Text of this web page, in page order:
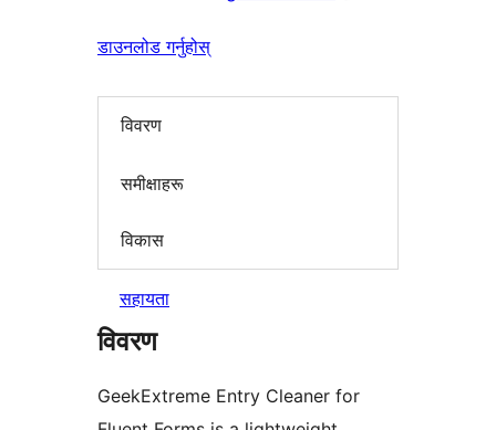
डाउनलोड गर्नुहोस्
विवरण
समीक्षाहरू
विकास
सहायता
विवरण
GeekExtreme Entry Cleaner for